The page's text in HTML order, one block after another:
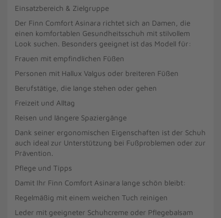
Einsatzbereich & Zielgruppe
Der Finn Comfort Asinara richtet sich an Damen, die
einen komfortablen Gesundheitsschuh mit stilvollem
Look suchen. Besonders geeignet ist das Modell für:
Frauen mit empfindlichen Füßen
Personen mit Hallux Valgus oder breiteren Füßen
Berufstätige, die lange stehen oder gehen
Freizeit und Alltag
Reisen und längere Spaziergänge
Dank seiner ergonomischen Eigenschaften ist der Schuh
auch ideal zur Unterstützung bei Fußproblemen oder zur
Prävention.
Pflege und Tipps
Damit Ihr Finn Comfort Asinara lange schön bleibt:
Regelmäßig mit einem weichen Tuch reinigen
Leder mit geeigneter Schuhcreme oder Pflegebalsam